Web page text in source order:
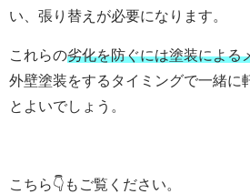
い、張り替えが必要になります。
これらの劣化を防ぐには塗装による
外壁塗装をするタイミングで一緒に
とよいでしょう。
こちら👇もご覧ください。